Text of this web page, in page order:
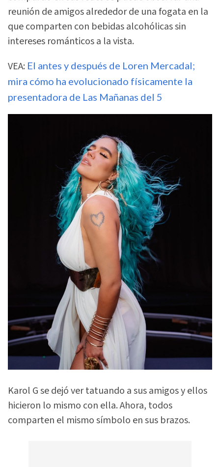
reunión de amigos alrededor de una fogata en la
que comparten con bebidas alcohólicas sin
intereses románticos a la vista.
VEA: El antes y después de Loren Mercadal;
mira cómo ha evolucionado físicamente la
presentadora de Las Mañanas del 5
Karol G se dejó ver tatuando a sus amigos y ellos
hicieron lo mismo con ella. Ahora, todos
comparten el mismo símbolo en sus brazos.